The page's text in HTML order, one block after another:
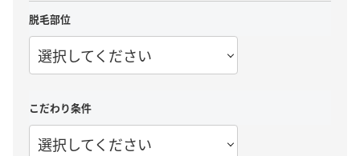
脱毛部位
選択してください
こだわり条件
選択してください